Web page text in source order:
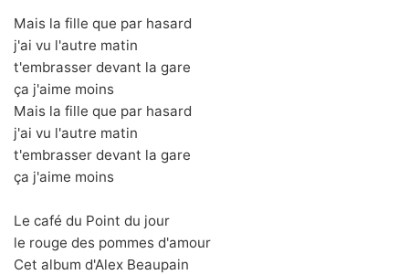
Mais la fille que par hasard
j'ai vu l'autre matin
t'embrasser devant la gare
ça j'aime moins
Mais la fille que par hasard
j'ai vu l'autre matin
t'embrasser devant la gare
ça j'aime moins
Le café du Point du jour
le rouge des pommes d'amour
Cet album d'Alex Beaupain